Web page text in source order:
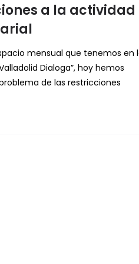
a la actividad
mensual que tenemos en
Dialoga”, hoy hemos
de las restricciones